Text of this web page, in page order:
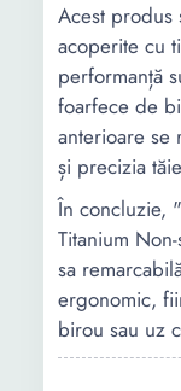
Acest produs
acoperite cu
performanță
foarfece de
anterioare se
și precizia
În concluzie,
Titanium
sa
ergonomic,
birou sau uz